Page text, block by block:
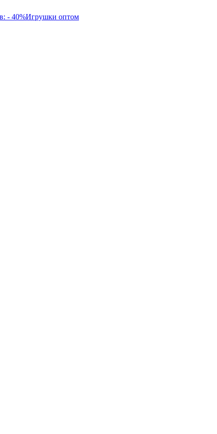
- 40%Игрушки оптом